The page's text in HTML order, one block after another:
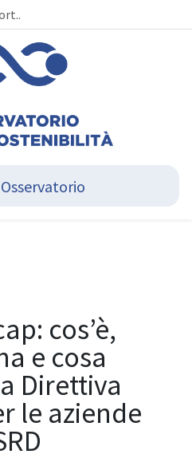
cos’è,
e cosa
Direttiva
le aziende